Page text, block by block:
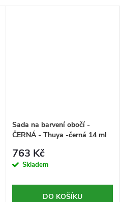
Sada na barvení obočí -
ČERNÁ - Thuya -černá 14 ml
60 ml
763 Kč
Skladem
DO KOŠÍKU